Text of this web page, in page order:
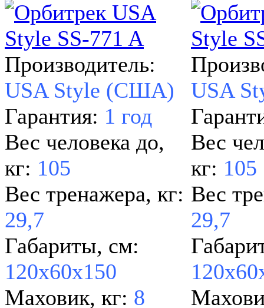
Производитель:
USA Style (США)
Гарантия: 1 год
Вес человека до,
кг: 105
Вес тренажера, кг:
29,7
Габариты, см:
120х60х150
Маховик, кг: 8
USA
Вес
кг: 105
Вес
29,7